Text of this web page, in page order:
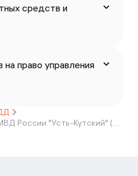
средств и
право управления
РЭО Госавтоинспекции МО МВД России "Усть-Кутский" (дислокация п. Магистральный)